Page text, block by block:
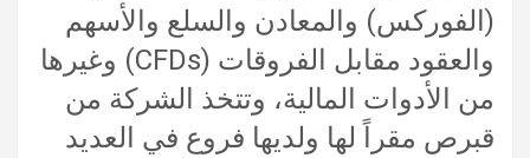
(الفوركس) والمعادن والسلع والأسهم
والعقود مقابل الفروقات (CFDs) وغيرها
من الأدوات المالية، وتتخذ الشركة من
قبرص مقراً لها ولديها فروع في العديد